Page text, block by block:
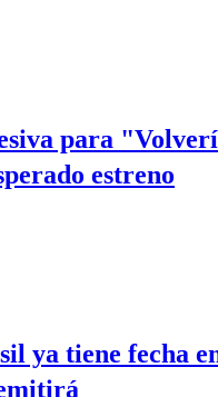
para
estreno
ya tiene fecha